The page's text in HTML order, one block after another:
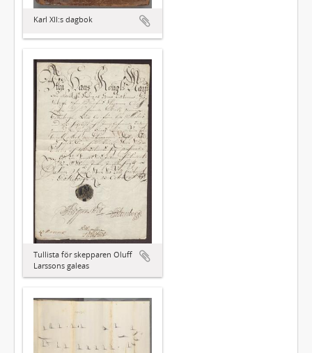
Karl XII:s dagbok
Tullista för skepparen Oluff
Larssons galeas